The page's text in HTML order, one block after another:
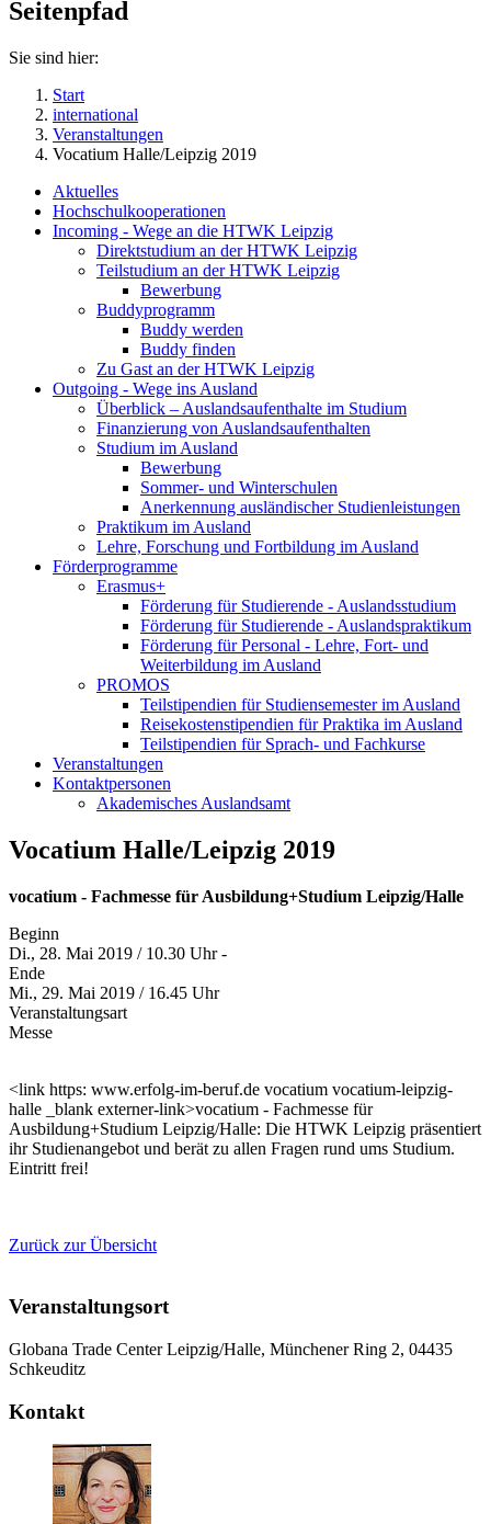
Seitenpfad
Sie sind hier:
Start
international
Veranstaltungen
Vocatium Halle/Leipzig 2019
Aktuelles
Hochschulkooperationen
Incoming - Wege an die HTWK Leipzig
Direktstudium an der HTWK Leipzig
Teilstudium an der HTWK Leipzig
Bewerbung
Buddyprogramm
Buddy werden
Buddy finden
Zu Gast an der HTWK Leipzig
Outgoing - Wege ins Ausland
Überblick – Auslandsaufenthalte im Studium
Finanzierung von Auslandsaufenthalten
Studium im Ausland
Bewerbung
Sommer- und Winterschulen
Anerkennung ausländischer Studienleistungen
Praktikum im Ausland
Lehre, Forschung und Fortbildung im Ausland
Förderprogramme
Erasmus+
Förderung für Studierende - Auslandsstudium
Förderung für Studierende - Auslandspraktikum
Förderung für Personal - Lehre, Fort- und
Weiterbildung im Ausland
PROMOS
Teilstipendien für Studiensemester im Ausland
Reisekostenstipendien für Praktika im Ausland
Teilstipendien für Sprach- und Fachkurse
Veranstaltungen
Kontaktpersonen
Akademisches Auslandsamt
Vocatium Halle/Leipzig 2019
vocatium - Fachmesse für Ausbildung+Studium Leipzig/Halle
Beginn
Di., 28. Mai 2019 / 10.30 Uhr -
Ende
Mi., 29. Mai 2019 / 16.45 Uhr
Veranstaltungsart
Messe
<link https: www.erfolg-im-beruf.de vocatium vocatium-leipzig-
halle _blank externer-link>vocatium - Fachmesse für
Ausbildung+Studium Leipzig/Halle: Die HTWK Leipzig präsentiert
ihr Studienangebot und berät zu allen Fragen rund ums Studium.
Eintritt frei!
Zurück zur Übersicht
Veranstaltungsort
Globana Trade Center Leipzig/Halle, Münchener Ring 2, 04435
Schkeuditz
Kontakt